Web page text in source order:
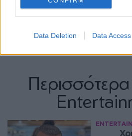
Data Deletion Data Access